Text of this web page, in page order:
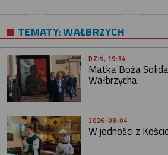
TEMATY:WAŁBRZYCH
DZIŚ, 19:34
Matka Boża
Wałbrzycha
2026-08-04
W jedności z